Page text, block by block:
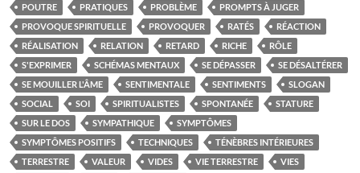
POUTRE
PRATIQUES PROBLÈME
PROMPTS À JUGER
PROVOQUE SPIRITUELLE
PROVOQUER RATÉS
RÉACTION
RÉALISATION
RELATION RETARD RICHE
RÔLE
S'EXPRIMER
SCHÉMAS MENTAUX SE DÉPASSER
SE DÉSALTÉRER
SE MOUILLER L'ÂME
SENTIMENTALE SENTIMENTS
SLOGAN
SOCIAL
SOI SPIRITUALISTES SPONTANÉE
STATURE
SUR LE DOS
SYMPATHIQUE
SYMPTÔMES
SYMPTÔMES POSITIFS
TECHNIQUES
TÉNÈBRES INTÉRIEURES
TERRESTRE
VALEUR VIDES VIE TERRESTRE
VIES